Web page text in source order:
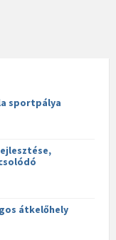
sportpálya
átkelőhely